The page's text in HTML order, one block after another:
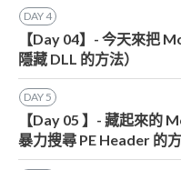
DAY4
【Day 04】- 今天來把
隱藏 DLL 的方法）
DAY5
【Day 05 】- 藏起來的
暴力搜尋 PE Header 的